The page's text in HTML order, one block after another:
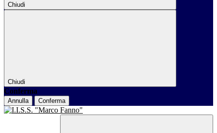
Chiudi
Chiudi
Conferma
Annulla Conferma